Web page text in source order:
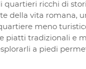
ricchi di
della vita romana,
meno
piatti tradizionali e
a piedi